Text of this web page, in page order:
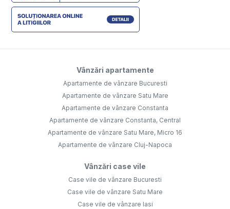
Vânzări apartamente
Apartamente de vânzare Bucuresti
Apartamente de vânzare Satu Mare
Apartamente de vânzare Constanta
Apartamente de vânzare Constanta, Central
Apartamente de vânzare Satu Mare, Micro 16
Apartamente de vânzare Cluj-Napoca
Vânzări case vile
Case vile de vânzare Bucuresti
Case vile de vânzare Satu Mare
Case vile de vânzare Iasi